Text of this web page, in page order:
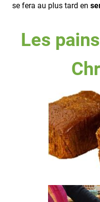
se fera au plus tard en
Les